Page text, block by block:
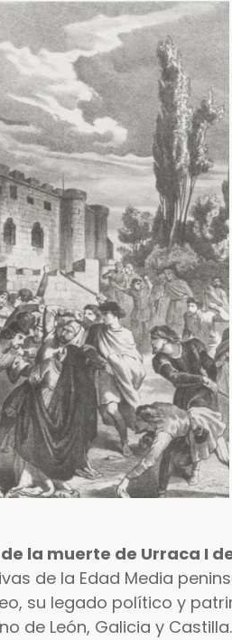
la muerte de Urraca I
de la Edad Media
su legado político y
de León, Galicia y Castilla.